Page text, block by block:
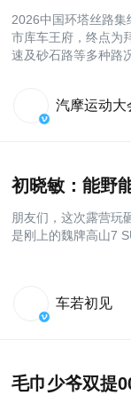
2026中国环塔丝路
市库车王府，终点为
速及砂石路等多种路
汽摩运动大
初晓敏：能野
朋友们，这次露营玩
是刚上的魏牌高山7
车若初见
毛巾少爷双提